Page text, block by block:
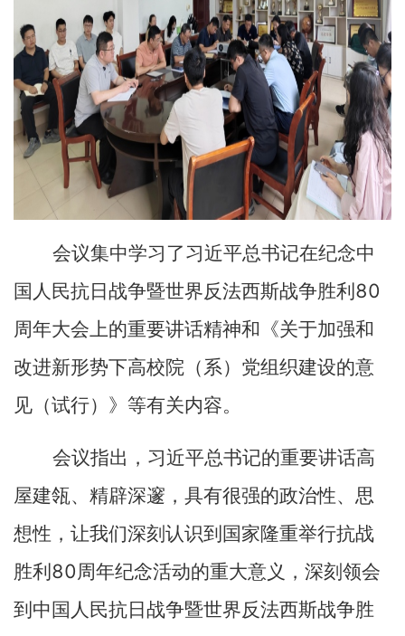
会议集中学习了习近平总书记在纪念中
国人民抗日战争暨世界反法西斯战争胜利 80
周年大会上的重要讲话精神和《关于加强和
改进新形势下高校院（系）党组织建设的意
见（试行）》等有关内容。
会议指出，习近平总书记的重要讲话高
屋建瓴、精辟深邃，具有很强的政治性、思
想性，让我们深刻认识到国家隆重举行抗战
胜利 80周年纪念活动的重大意义，深刻领会
到中国人民抗日战争暨世界反法西斯战争胜